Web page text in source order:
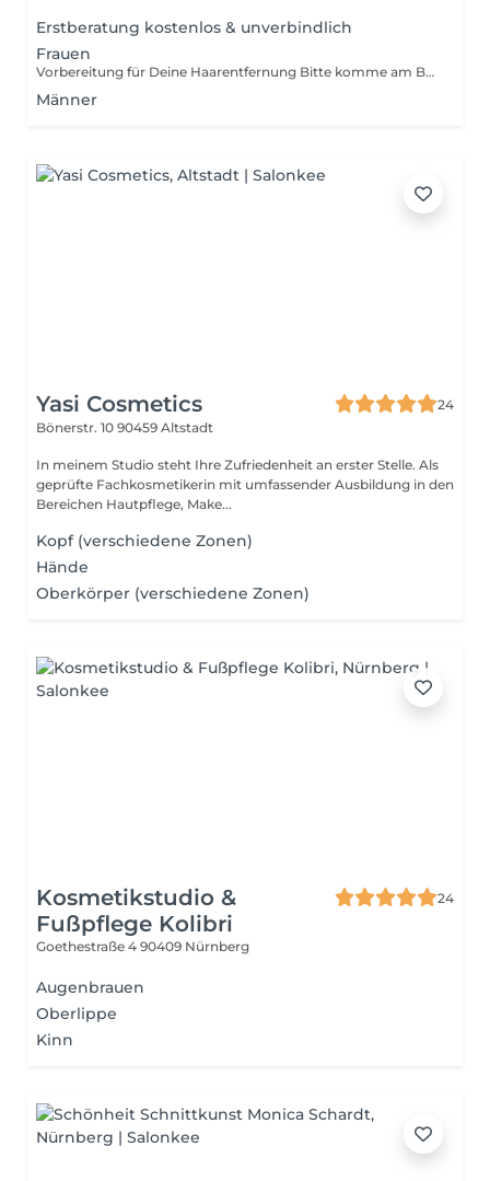
Erstberatung kostenlos & unverbindlich
Frauen
Vorbereitung für Deine Haarentfernung Bitte komme am Behandlungstag mit sauberer Haut ohne Creme, Deo oder Parfum im Behandlungsbereich. - Die zu behandelnde Zone einen Tag vorher gründlich rasieren. - In den letzten 2 Wochen Sonne oder Solarium vermeiden. - Keine Selbstbräuner-Produkte eine Woche vorher. - Am Tag der Behandlung bitte keine Peelings oder Retinol verwenden. So ist Deine Haut perfekt vorbereitet und wir können die besten Ergebnisse erzielen
Männer
Yasi Cosmetics
24
Bönerstr. 10 90459 Altstadt
In meinem Studio steht Ihre Zufriedenheit an erster Stelle. Als
geprüfte Fachkosmetikerin mit umfassender Ausbildung in den
Bereichen Hautpflege, Make...
Kopf (verschiedene Zonen)
Hände
Oberkörper (verschiedene Zonen)
Kosmetikstudio &
Fußpflege Kolibri
24
Goethestraße 4 90409 Nürnberg
Augenbrauen
Oberlippe
Kinn